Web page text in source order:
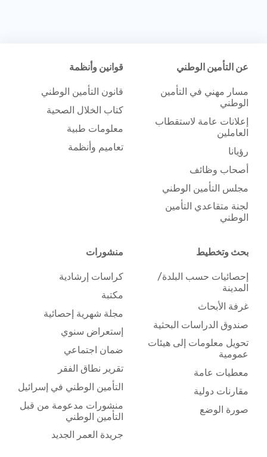
عن التأمين الوطني
مسار مهني في التأمين
الوطني
إعلانات عامة لاستقطاب
العاملين
رؤيانا
أصحاب وظائف
مجلس التأمين الوطني
لجنة متقاعدي التأمين
الوطني
قوانين وأنظمة
قانون التأمين الوطني
كتاب الخلال الصحية
معلومات طبية
تعاميم وأنظمة
بحث وتخطيط
إحصائيات حسب البلدة/
المدينة
غرفة الأبحاث
صندوق الدراسات البحثية
تحويل معلومات إلى هيئات
عمومية
معطيات عامة
مقارنات دولية
صورة الوضع
منشورات
كراسات إرشادية
مكتبة
مجلة شهرية إحصائية
إستعراض سنوي
ضمان اجتماعي
تقرير نطاق الفقر
التأمين الوطني في إسرائيل
منشورات مدعومة من قبل
التأمين الوطني
جريدة العمر الجديد